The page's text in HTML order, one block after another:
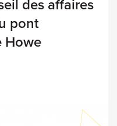
des affaires
pont
Howe